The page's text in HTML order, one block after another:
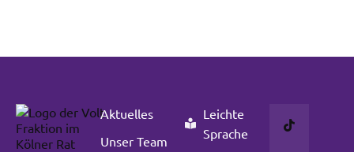
Aktuelles
Unser Team
Leichte
Sprache